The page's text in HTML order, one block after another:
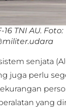
TNI AU. Foto:
senjata
juga perlu
yang